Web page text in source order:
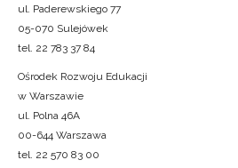
ul. Paderewskiego 77
05-070 Sulejówek
tel. 22 783 37 84
Ośrodek Rozwoju Edukacji
w Warszawie
ul. Polna 46A
00-644 Warszawa
tel. 22 570 83 00